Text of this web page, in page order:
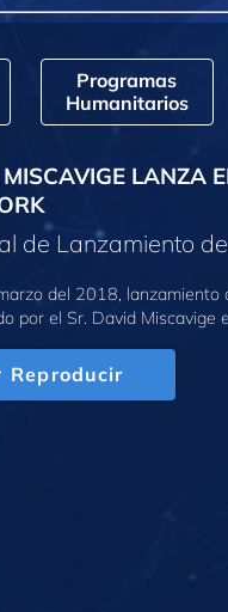
Programas
Humanitarios
LANZA
de Lanzamiento
del 2018, lanzamiento
por el Sr. David Miscavige
Reproducir